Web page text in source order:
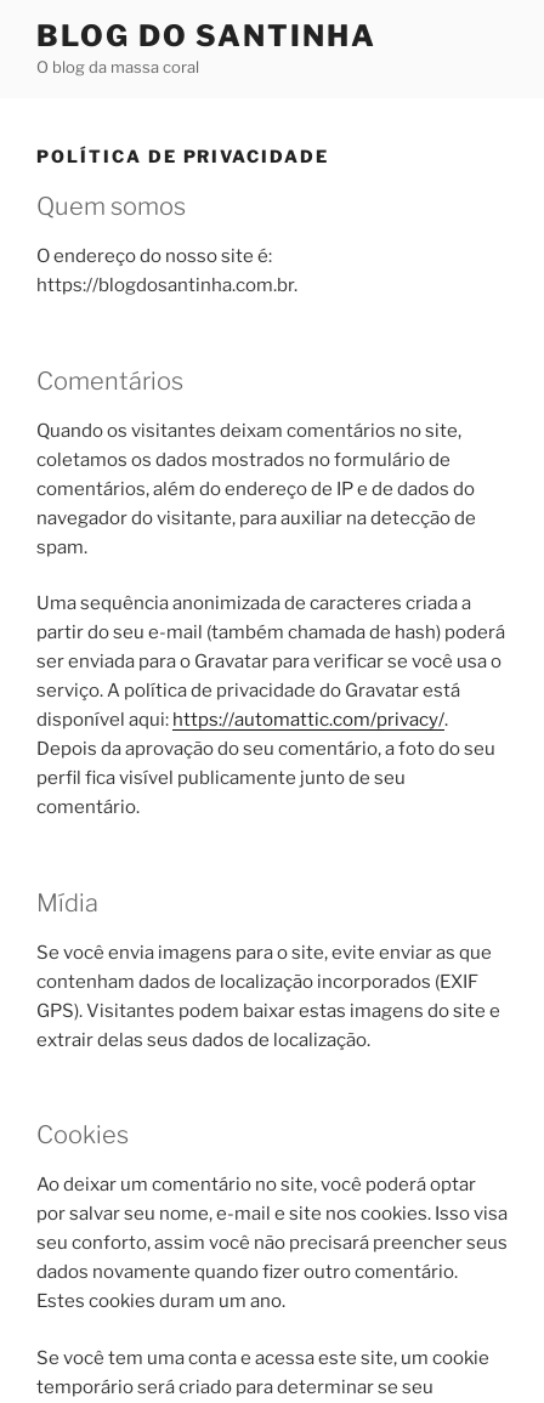
BLOG DO SANTINHA
O blog da massa coral
POLÍTICA DE PRIVACIDADE
Quem somos
O endereço do nosso site é:
https://blogdosantinha.com.br.
Comentários
Quando os visitantes deixam comentários no site,
coletamos os dados mostrados no formulário de
comentários, além do endereço de IP e de dados do
navegador do visitante, para auxiliar na detecção de
spam.
Uma sequência anonimizada de caracteres criada a
partir do seu e-mail (também chamada de hash) poderá
ser enviada para o Gravatar para verificar se você usa o
serviço. A política de privacidade do Gravatar está
disponível aqui: https://automattic.com/privacy/.
Depois da aprovação do seu comentário, a foto do seu
perfil fica visível publicamente junto de seu
comentário.
Mídia
Se você envia imagens para o site, evite enviar as que
contenham dados de localização incorporados (EXIF
GPS). Visitantes podem baixar estas imagens do site e
extrair delas seus dados de localização.
Cookies
Ao deixar um comentário no site, você poderá optar
por salvar seu nome, e-mail e site nos cookies. Isso visa
seu conforto, assim você não precisará preencher seus
dados novamente quando fizer outro comentário.
Estes cookies duram um ano.
Se você tem uma conta e acessa este site, um cookie
temporário será criado para determinar se seu